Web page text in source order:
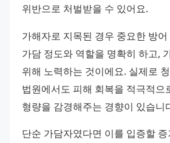
위반으로 처벌받을 수 있어요.
가해자로 지목된 경우 중요한 방
가담 정도와 역할을 명확히 하고,
위해 노력하는 것이에요. 실제로
법원에서도 피해 회복을 적극적으
형량을 감경해주는 경향이 있습니
단순 가담자였다면 이를 입증할